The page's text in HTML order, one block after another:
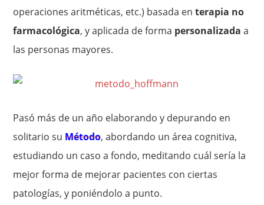
operaciones aritméticas, etc.) basada enterapia no
farmacológica, y aplicada de forma personalizada a
las personas mayores.
Pasó más de un año elaborando y depurando en
solitario suMétodo, abordando un área cognitiva,
estudiando un caso a fondo, meditando cuál sería la
mejor forma de mejorar pacientes con ciertas
patologías, y poniéndolo a punto.